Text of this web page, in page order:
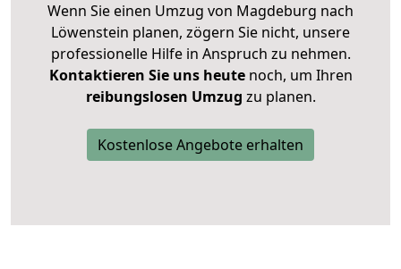
Wenn Sie einen Umzug von Magdeburg nach
Löwenstein planen, zögern Sie nicht, unsere
professionelle Hilfe in Anspruch zu nehmen.
Kontaktieren Sie uns heutenoch, um Ihren
reibungslosen Umzug zu planen.
Kostenlose Angebote erhalten